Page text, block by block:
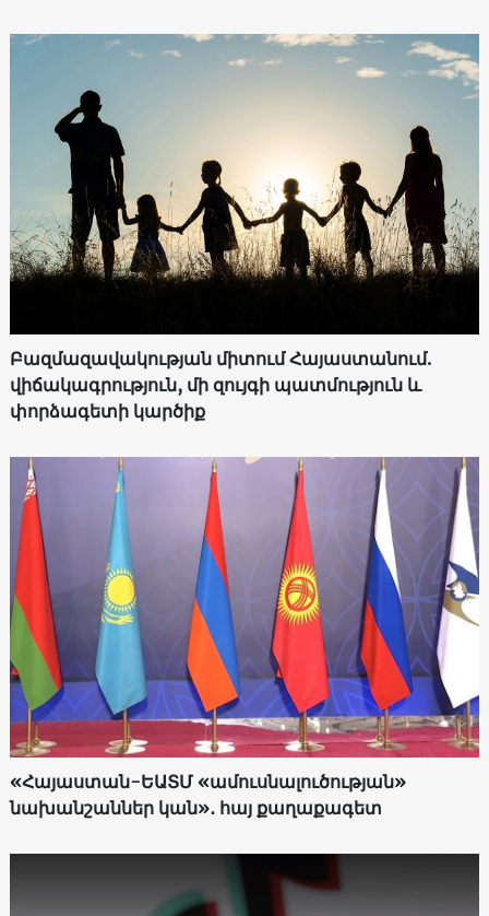
Բազմազավակության միտում Հայաստանում.
վիճակագրություն, մի զույգի պատմություն և
փորձագետի կարծիք
«Հայաստան-ԵԱՏՄ «ամուսնալուծության»
նախանշաններ կան»․ հայ քաղաքագետ